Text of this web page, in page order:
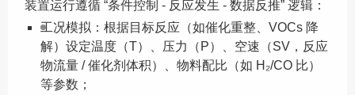
装置运行遵循 “条件控制 - 反应发生 - 数据反推” 逻辑：
工况模拟：根据目标反应（如催化重整、VOCs 降
解）设定温度（T）、压力（P）、空速（SV，反应
物流量 / 催化剂体积）、物料配比（如 H₂/CO 比）
等参数；